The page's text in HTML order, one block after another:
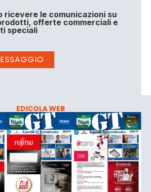
ricevere le comunicazioni su
offerte commerciali e
speciali
EDICOLA WEB